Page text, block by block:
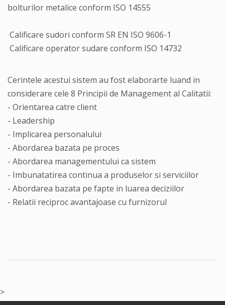
bolturilor metalice conform ISO 14555
Calificare sudori conform SR EN ISO 9606-1
Calificare operator sudare conform ISO 14732
Cerintele acestui sistem au fost elaborarte luand in
considerare cele 8 Principii de Management al Calitatii:
- Orientarea catre client
- Leadership
- Implicarea personalului
- Abordarea bazata pe proces
- Abordarea managementului ca sistem
- Imbunatatirea continua a produselor si serviciilor
- Abordarea bazata pe fapte in luarea deciziilor
- Relatii reciproc avantajoase cu furnizorul
>